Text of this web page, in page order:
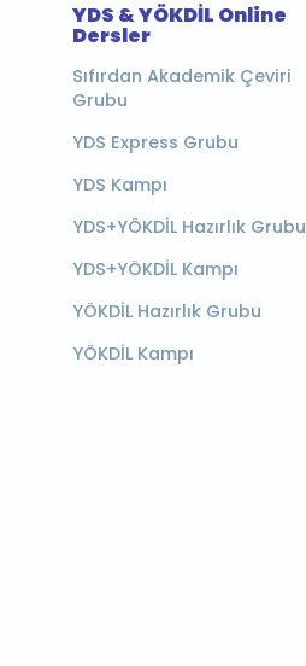
YDS & YÖKDİL Online
Dersler
Sıfırdan Akademik Çeviri
Grubu
YDS Express Grubu
YDS Kampı
YDS+YÖKDİL Hazırlık Grubu
YDS+YÖKDİL Kampı
YÖKDİL Hazırlık Grubu
YÖKDİL Kampı